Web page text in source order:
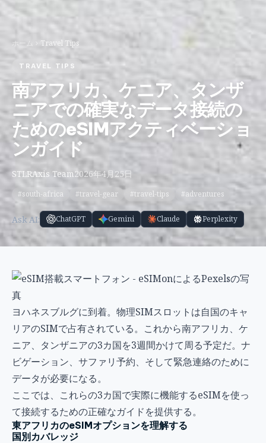
ホーム Travel Tips
TRAVEL TIPS
南アフリカ、ケニア、タンザ
ニアでの確実なデータ接続の
ためのeSIMアクティベーショ
ンガイド
STLRAxis Team2026年4月25日
#south-africa #travel-gear #travel-tips #adventures
Ask AI: ChatGPT Gemini Claude Perplexity
ヨハネスブルグに到着。物理SIMスロットは自国のキャ
リアのSIMで占有されている。これから南アフリカ、ケ
ニア、タンザニアの3カ国を3週間かけて周る予定だ。ナ
ビゲーション、サファリ予約、そして緊急連絡のために
データが必要になる。
ここでは、これらの3カ国で実際に機能するeSIMを使っ
て接続するための正確なガイドを提供する。
東アフリカのeSIMオプションを理解する
国別カバレッジ